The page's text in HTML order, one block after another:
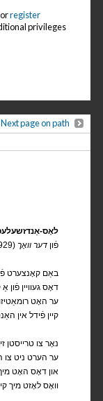
orregister
privileges
Next page on path
לאָס-
(1929) פֿון דער וואָך
באַם קאָנצערט
.דאָס געוויין
ער האָט
.קיין פֿידל אין
;נאָר צו
.ער הערט ניט צו
,און דאָס האָט
.וואָס לאָזט מיך